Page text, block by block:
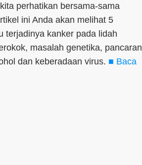
perhatikan bersama-sama
ini Anda akan melihat 5
terjadinya kanker pada lidah
masalah genetika, pancaran
dan keberadaan virus. ■ Baca